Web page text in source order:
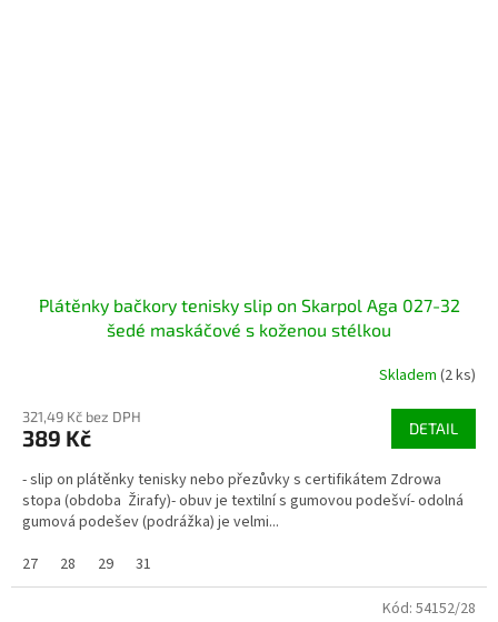
Plátěnky bačkory tenisky slip on Skarpol Aga 027-32
šedé maskáčové s koženou stélkou
Skladem (2 ks)
321,49 Kč bez DPH
389 Kč DETAIL
- slip on plátěnky tenisky nebo přezůvky s certifikátem Zdrowa
stopa (obdoba Žirafy)- obuv je textilní s gumovou podešví- odolná
gumová podešev (podrážka) je velmi...
27
28 29 31
Kód: 54152/28